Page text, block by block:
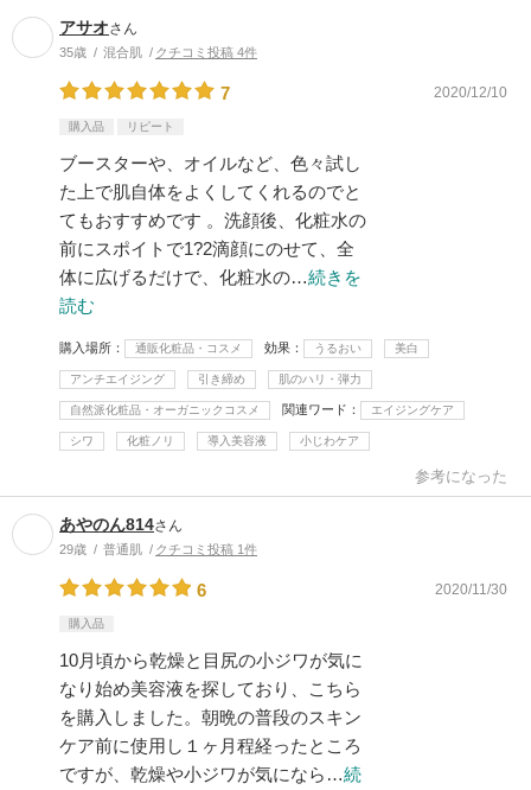
アサオさん
35歳 混合肌 クチコミ投稿 4件
7 2020/12/10
購入品 リピート
ブースターや、オイルなど、色々試し
た上で肌自体をよくしてくれるのでと
てもおすすめです 。洗顔後、化粧水の
前にスポイトで1?2滴顔にのせて、全
体に広げるだけで、化粧水の…続きを
読む
購入場所 通販化粧品・コスメ 効果 うるおい 美白
アンチエイジング 引き締め 肌のハリ・弾力
自然派化粧品・オーガニックコスメ 関連ワード エイジングケア
シワ 化粧ノリ 導入美容液 小じわケア
参考になった
あやのん814さん
29歳 普通肌 クチコミ投稿 1件
6 2020/11/30
購入品
10月頃から乾燥と目尻の小ジワが気に
なり始め美容液を探しており、こちら
を購入しました。朝晩の普段のスキン
ケア前に使用し１ヶ月程経ったところ
ですが、乾燥や小ジワが気になら…続